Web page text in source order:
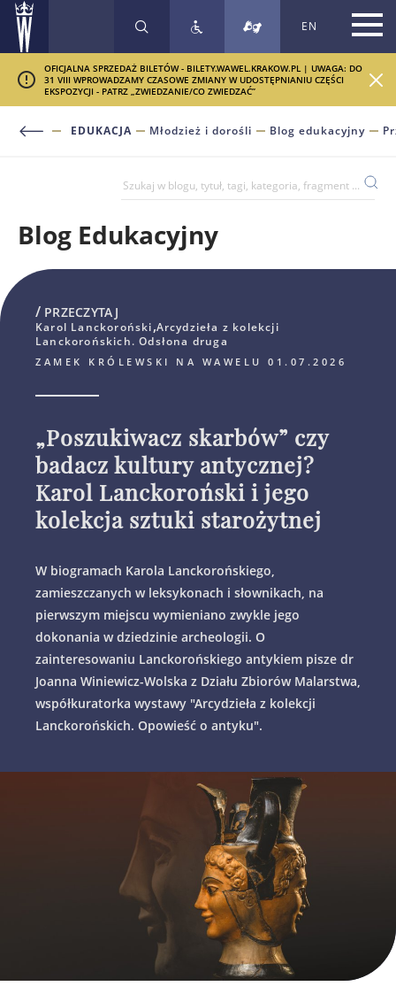
SZUKAJ EN
OFICJALNA SPRZEDAŻ BILETÓW - BILETY.WAWEL.KRAKOW.PL | UWAGA: DO
31 VIII WPROWADZAMY CZASOWE ZMIANY W UDOSTĘPNIANIU CZĘŚCI
EKSPOZYCJI - PATRZ „ZWIEDZANIE/CO ZWIEDZAĆ”
EDUKACJA Młodzież i dorośli Blog edukacyjny
Blog Edukacyjny
/ PRZECZYTAJ
Karol Lanckoroński,Arcydzieła z kolekcji
Lanckorońskich. Odsłona druga
ZAMEK KRÓLEWSKI NA WAWELU 01.07.2026
„Poszukiwacz skarbów” czy
badacz kultury antycznej?
Karol Lanckoroński i jego
kolekcja sztuki starożytnej
W biogramach Karola Lanckorońskiego,
zamieszczanych w leksykonach i słownikach, na
pierwszym miejscu wymieniano zwykle jego
dokonania w dziedzinie archeologii. O
zainteresowaniu Lanckorońskiego antykiem pisze dr
Joanna Winiewicz-Wolska z Działu Zbiorów Malarstwa,
współkuratorka wystawy "Arcydzieła z kolekcji
Lanckorońskich. Opowieść o antyku".